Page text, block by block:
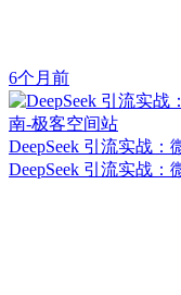
6个月前
DeepSeek 引流实战
DeepSeek 引流实战